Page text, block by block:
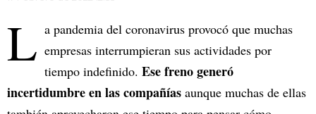
L a pandemia del coronavirus provocó que muchas
empresas interrumpieran sus actividades por
tiempo indefinido. Ese freno generó
incertidumbre en las compañías aunque muchas de ellas